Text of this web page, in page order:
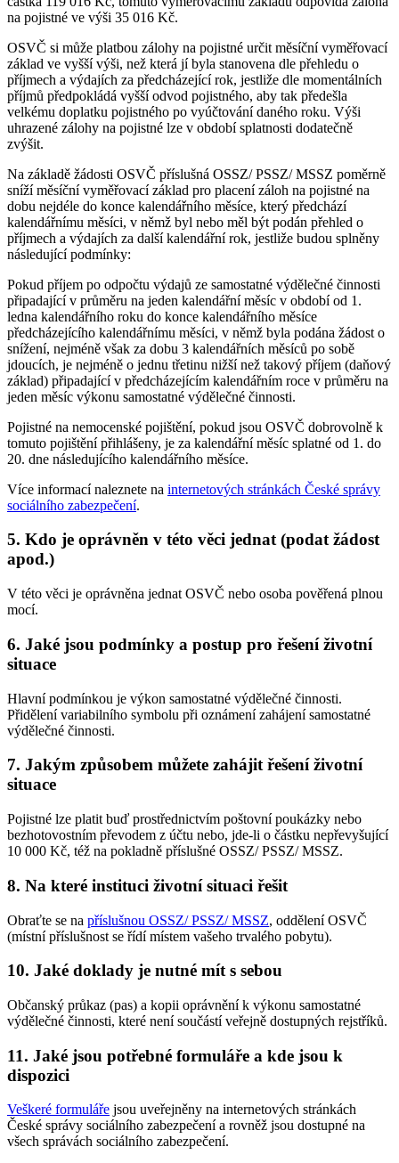
na pojistné ve výši 35 016 Kč.
OSVČ si může platbou zálohy na pojistné určit měsíční vyměřovací
základ ve vyšší výši, než která jí byla stanovena dle přehledu o
příjmech a výdajích za předcházející rok, jestliže dle momentálních
příjmů předpokládá vyšší odvod pojistného, aby tak předešla
velkému doplatku pojistného po vyúčtování daného roku. Výši
uhrazené zálohy na pojistné lze v období splatnosti dodatečně
zvýšit.
Na základě žádosti OSVČ příslušná OSSZ/ PSSZ/ MSSZ poměrně
sníží měsíční vyměřovací základ pro placení záloh na pojistné na
dobu nejdéle do konce kalendářního měsíce, který předchází
kalendářnímu měsíci, v němž byl nebo měl být podán přehled o
příjmech a výdajích za další kalendářní rok, jestliže budou splněny
následující podmínky:
Pokud příjem po odpočtu výdajů ze samostatné výdělečné činnosti
připadající v průměru na jeden kalendářní měsíc v období od 1.
ledna kalendářního roku do konce kalendářního měsíce
předcházejícího kalendářnímu měsíci, v němž byla podána žádost o
snížení, nejméně však za dobu 3 kalendářních měsíců po sobě
jdoucích, je nejméně o jednu třetinu nižší než takový příjem (daňový
základ) připadající v předcházejícím kalendářním roce v průměru na
jeden měsíc výkonu samostatné výdělečné činnosti.
Pojistné na nemocenské pojištění, pokud jsou OSVČ dobrovolně k
tomuto pojištění přihlášeny, je za kalendářní měsíc splatné od 1. do
20. dne následujícího kalendářního měsíce.
Více informací naleznete na internetových stránkách České správy
sociálního zabezpečení.
5. Kdo je oprávněn v této věci jednat (podat žádost
apod.)
V této věci je oprávněna jednat OSVČ nebo osoba pověřená plnou
mocí.
6. Jaké jsou podmínky a postup pro řešení životní
situace
Hlavní podmínkou je výkon samostatné výdělečné činnosti.
Přidělení variabilního symbolu při oznámení zahájení samostatné
výdělečné činnosti.
7. Jakým způsobem můžete zahájit řešení životní
situace
Pojistné lze platit buď prostřednictvím poštovní poukázky nebo
bezhotovostním převodem z účtu nebo, jde-li o částku nepřevyšující
10 000 Kč, též na pokladně příslušné OSSZ/ PSSZ/ MSSZ.
8. Na které instituci životní situaci řešit
Obraťte se na příslušnou OSSZ/ PSSZ/ MSSZ, oddělení OSVČ
(místní příslušnost se řídí místem vašeho trvalého pobytu).
10. Jaké doklady je nutné mít s sebou
Občanský průkaz (pas) a kopii oprávnění k výkonu samostatné
výdělečné činnosti, které není součástí veřejně dostupných rejstříků.
11. Jaké jsou potřebné formuláře a kde jsou k
dispozici
Veškeré formuláře jsou uveřejněny na internetových stránkách
České správy sociálního zabezpečení a rovněž jsou dostupné na
všech správách sociálního zabezpečení.